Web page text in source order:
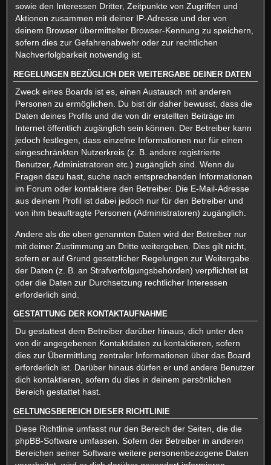
sowie den Interessen Dritter, Zeitpunkte von Zugriffen und
Aktionen zusammen mit deiner IP-Adresse und der von
deinem Browser übermittelter Browser-Kennung zu speichern,
sofern dies zur Gefahrenabwehr oder zur rechtlichen
Nachverfolgbarkeit notwendig ist.
REGELUNGEN BEZÜGLICH DER WEITERGABE DEINER DATEN
Zweck eines Boards ist es, einen Austausch mit anderen
Personen zu ermöglichen. Du bist dir daher bewusst, dass die
Daten deines Profils und die von dir erstellten Beiträge im
Internet öffentlich zugänglich sein können. Der Betreiber kann
jedoch festlegen, dass einzelne Informationen nur für einen
eingeschränkten Nutzerkreis (z. B. andere registrierte
Benutzer, Administratoren etc.) zugänglich sind. Wenn du
Fragen dazu hast, suche nach entsprechenden Informationen
im Forum oder kontaktiere den Betreiber. Die E-Mail-Adresse
aus deinem Profil ist dabei jedoch nur für den Betreiber und
von ihm beauftragte Personen (Administratoren) zugänglich.
Andere als die oben genannten Daten wird der Betreiber nur
mit deiner Zustimmung an Dritte weitergeben. Dies gilt nicht,
sofern er auf Grund gesetzlicher Regelungen zur Weitergabe
der Daten (z. B. an Strafverfolgungsbehörden) verpflichtet ist
oder die Daten zur Durchsetzung rechtlicher Interessen
erforderlich sind.
GESTATTUNG DER KONTAKTAUFNAHME
Du gestattest dem Betreiber darüber hinaus, dich unter den
von dir angegebenen Kontaktdaten zu kontaktieren, sofern
dies zur Übermittlung zentraler Informationen über das Board
erforderlich ist. Darüber hinaus dürfen er und andere Benutzer
dich kontaktieren, sofern du dies in deinem persönlichen
Bereich gestattet hast.
GELTUNGSBEREICH DIESER RICHTLINIE
Diese Richtlinie umfasst nur den Bereich der Seiten, die die
phpBB-Software umfassen. Sofern der Betreiber in anderen
Bereichen seiner Software weitere personenbezogene Daten